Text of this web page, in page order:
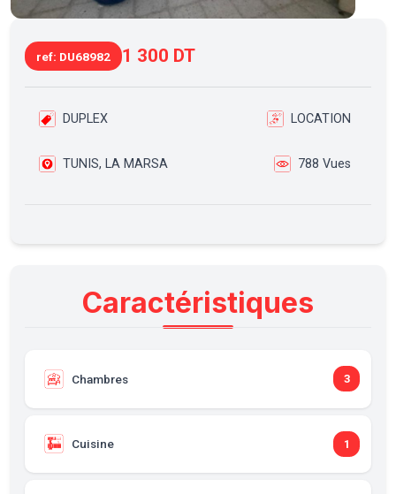
ref: DU68982 1 300 DT
DUPLEX LOCATION
TUNIS, LA MARSA 788 Vues
Caractéristiques
Chambres 3
Cuisine 1